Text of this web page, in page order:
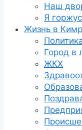
Наш
Я
Жизнь в
Город в
ЖКХ